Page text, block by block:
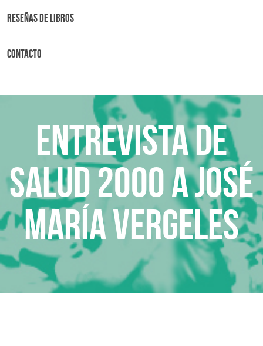
Reseñas de libros
Contacto
Entrevista de
Salud 2000 a José
María Vergeles